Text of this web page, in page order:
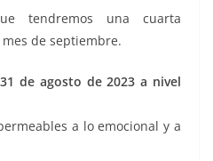
tendremos una cuarta
de septiembre.
de agosto de 2023 a nivel
a lo emocional y a